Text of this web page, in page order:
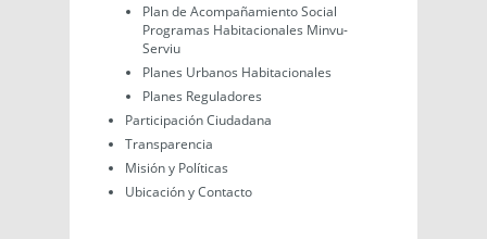
Plan de Acompañamiento Social
Programas Habitacionales Minvu-
Serviu
Planes Urbanos Habitacionales
Planes Reguladores
Participación Ciudadana
Transparencia
Misión y Políticas
Ubicación y Contacto